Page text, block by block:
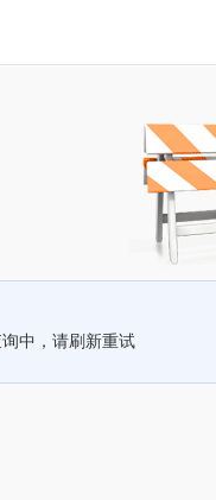
中，请刷新重试